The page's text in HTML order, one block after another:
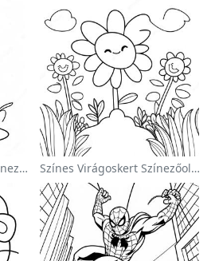
Aranyos Húsvéti Nyúl Színezőoldalon Színes Virágoskert Színezőoldalon